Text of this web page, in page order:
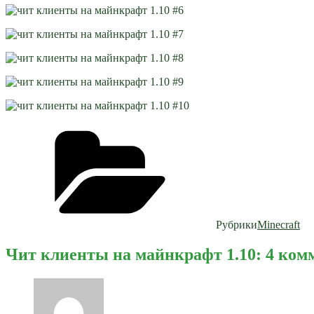
РубрикиMinecraft
Чит клиенты на майнкрафт 1.10: 4